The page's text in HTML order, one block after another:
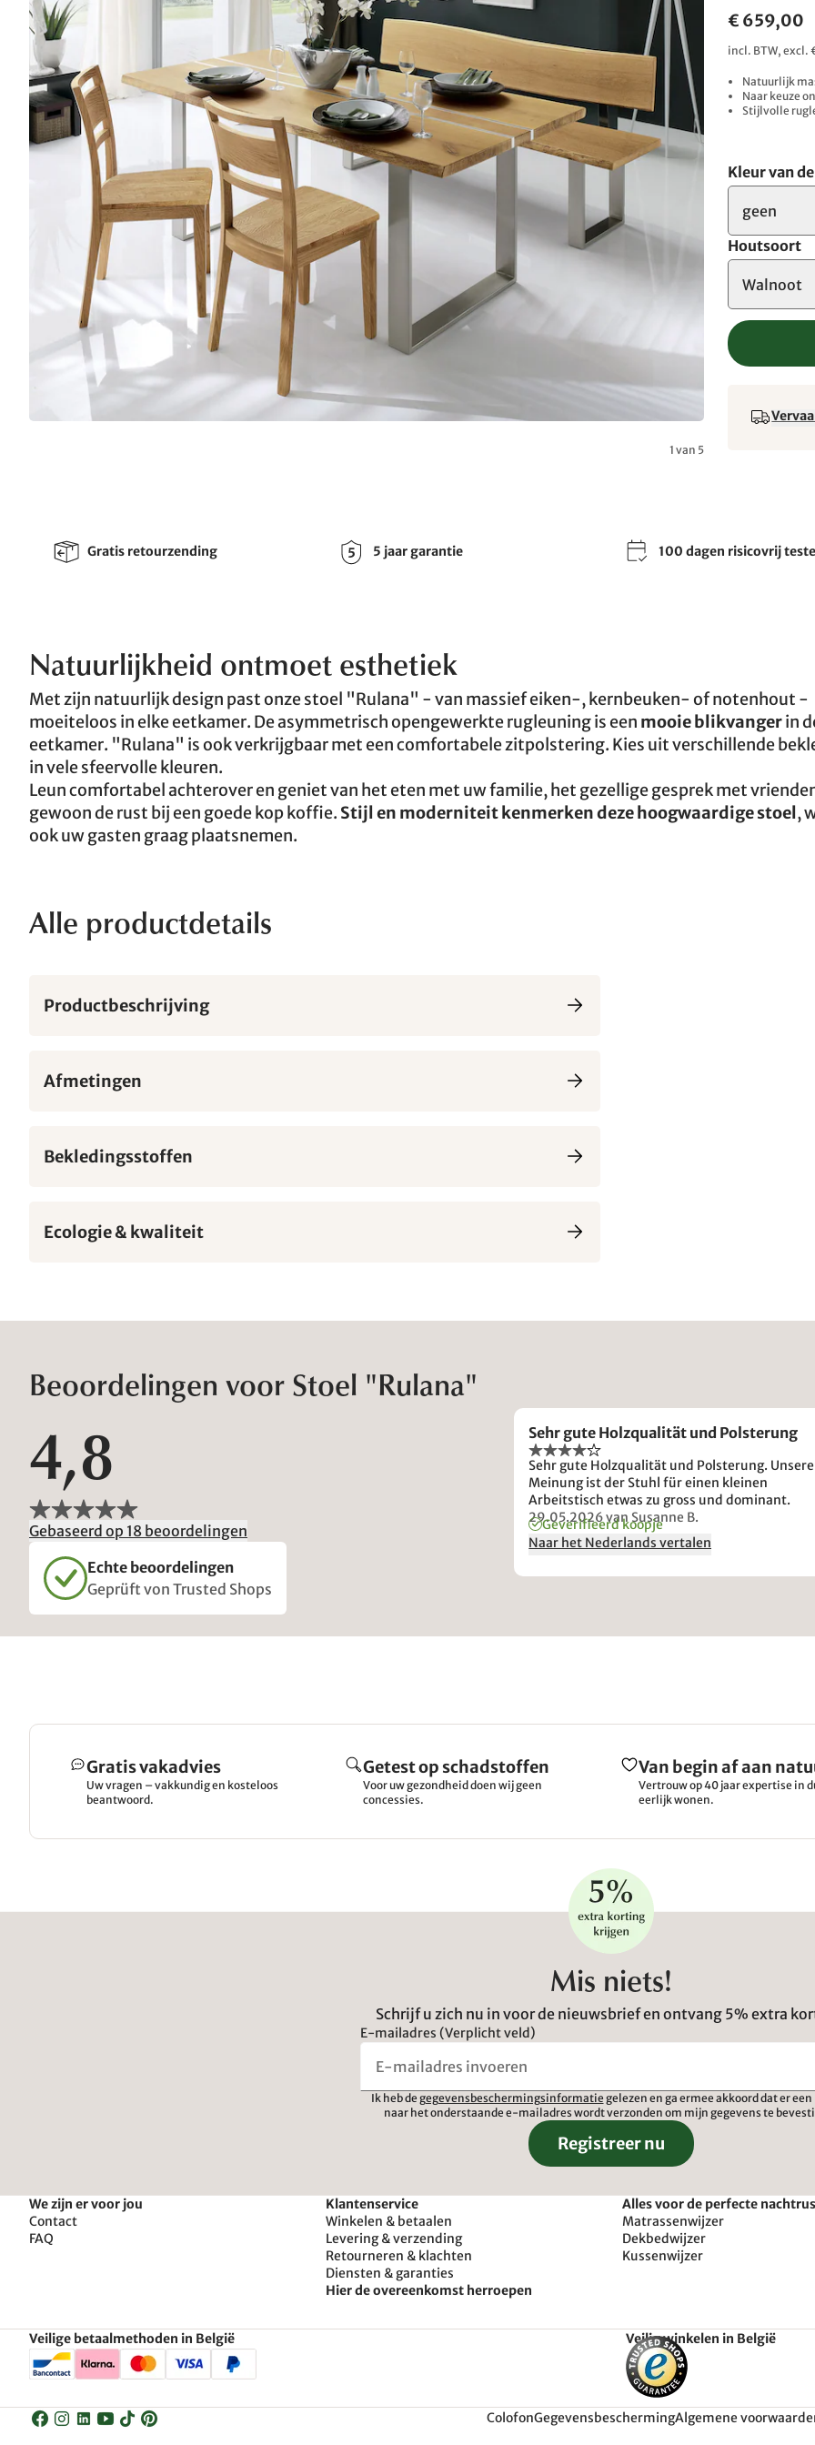
1 van 5
€ 659,00
incl. BTW, excl.
Natuurlijk
Naar keuze
Stijlvolle
Kleur van
geen
Houtsoort
Walnoot
Gratis retourzending 5 jaar garantie 100 dagen risicovrij
Natuurlijkheid ontmoet esthetiek
Met zijn natuurlijk design past onze stoel "Rulana" - van massief eiken-, kernbeuken- of notenhout -
moeiteloos in elke eetkamer. De asymmetrisch opengewerkte rugleuning is een mooie blikvangerin
eetkamer. "Rulana" is ook verkrijgbaar met een comfortabele zitpolstering. Kies uit verschillende
in vele sfeervolle kleuren.
Leun comfortabel achterover en geniet van het eten met uw familie, het gezellige gesprek met
gewoon de rust bij een goede kop koffie. Stijl en moderniteit kenmerken deze hoogwaardige stoel,
ook uw gasten graag plaatsnemen.
Alle productdetails
Productbeschrijving
Afmetingen
Bekledingsstoffen
Ecologie & kwaliteit
Beoordelingen voor Stoel "Rulana"
4,8
Gebaseerd op 18 beoordelingen
Echte beoordelingen
Geprüft von Trusted Shops
Sehr gute Holzqualität und Polsterung
Sehr gute Holzqualität und Polsterung.
Meinung ist der Stuhl für einen kleinen
Arbeitstisch etwas zu gross und dominant.
29.05.2026van Susanne B.
Geverifieerd koopje
Naar het Nederlands vertalen
Gratis vakadvies
Uw vragen – vakkundig en kosteloos
beantwoord.
Getest op schadstoffen
Voor uw gezondheid doen wij geen
concessies.
Van begin af aan
Vertrouw op 40 jaar expertise in
eerlijk wonen.
Mis niets!
Schrijf u zich nu in voor de nieuwsbrief en ontvang 5% extra
E-mailadres (Verplicht veld)
Ik heb de gegevensbeschermingsinformatie gelezen en ga ermee akkoord dat er
naar het onderstaande e-mailadres wordt verzonden om mijn gegevens te
Registreer nu
We zijn er voor jou
Contact
FAQ
Klantenservice
Winkelen & betaalen
Levering & verzending
Retourneren & klachten
Diensten & garanties
Hier de overeenkomst herroepen
Alles voor de perfecte
Matrassenwijzer
Dekbedwijzer
Kussenwijzer
Veilige betaalmethoden in België Veilig winkelen in België
ColofonGegevensbeschermingAlgemene